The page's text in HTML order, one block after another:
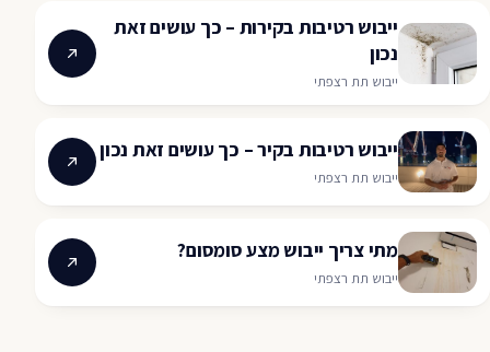
ייבוש רטיבות בקירות – כך עושים זאת
נכון
ייבוש תת רצפתי
ייבוש רטיבות בקיר – כך עושים זאת נכון
ייבוש תת רצפתי
מתי צריך ייבוש מצע סומסום?
ייבוש תת רצפתי